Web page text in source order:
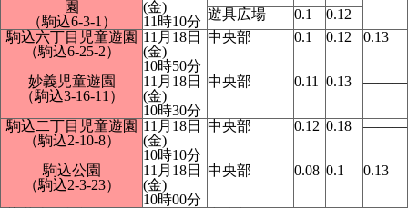
園
（駒込6-3-1）
(金)
11時10分 遊具広場
0.1
0.12
駒込六丁目児童遊園
（駒込6-25-2）
11月18日
(金)
10時50分
中央部 0.1 0.12 0.13
妙義児童遊園
（駒込3-16-11）
11月18日
(金)
10時30分
中央部 0.11 0.13 ―――
駒込二丁目児童遊園
（駒込2-10-8）
11月18日
(金)
10時10分
中央部 0.12 0.18 ―――
駒込公園
（駒込2-3-23）
11月18日
(金)
10時00分
中央部 0.08 0.1 0.13